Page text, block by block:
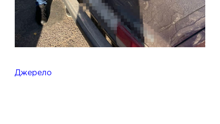
Джерело